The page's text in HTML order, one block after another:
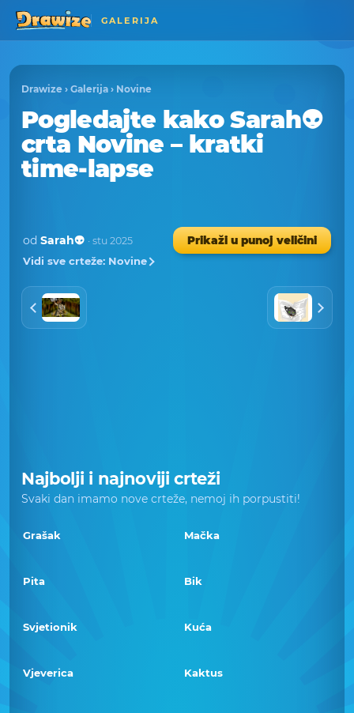
GALERIJA
Drawize › Galerija › Novine
Pogledajte kako Sarah👽
crta Novine – kratki
time-lapse
od Sarah👽 · stu 2025
Prikaži u punoj veličini
Vidi sve crteže: Novine
Najbolji i najnoviji crteži
Svaki dan imamo nove crteže, nemoj ih porpustiti!
Grašak Mačka
Pita Bik
Svjetionik Kuća
Vjeverica Kaktus